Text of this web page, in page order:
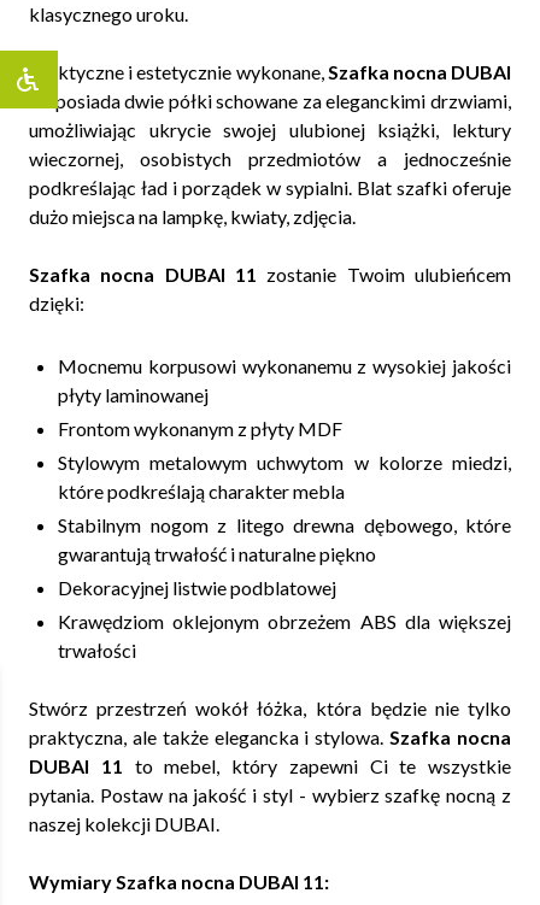
klasycznego uroku.
Praktyczne i estetycznie wykonane,Szafka nocna DUBAI
posiada dwie półki schowane za eleganckimi drzwiami,
umożliwiając ukrycie swojej ulubionej książki, lektury
wieczornej, osobistych przedmiotów a jednocześnie
podkreślając ład i porządek w sypialni. Blat szafki oferuje
dużo miejsca na lampkę, kwiaty, zdjęcia.
Szafka nocna DUBAI 11 zostanie Twoim ulubieńcem
dzięki:
Mocnemu korpusowi wykonanemu z wysokiej jakości
płyty laminowanej
Frontom wykonanym z płyty MDF
Stylowym metalowym uchwytom w kolorze miedzi,
które podkreślają charakter mebla
Stabilnym nogom z litego drewna dębowego, które
gwarantują trwałość i naturalne piękno
Dekoracyjnej listwie podblatowej
Krawędziom oklejonym obrzeżem ABS dla większej
trwałości
Stwórz przestrzeń wokół łóżka, która będzie nie tylko
praktyczna, ale także elegancka i stylowa.Szafka nocna
DUBAI 11 to mebel, który zapewni Ci te wszystkie
pytania. Postaw na jakość i styl - wybierz szafkę nocną z
naszej kolekcji DUBAI.
Wymiary Szafka nocna DUBAI 11: